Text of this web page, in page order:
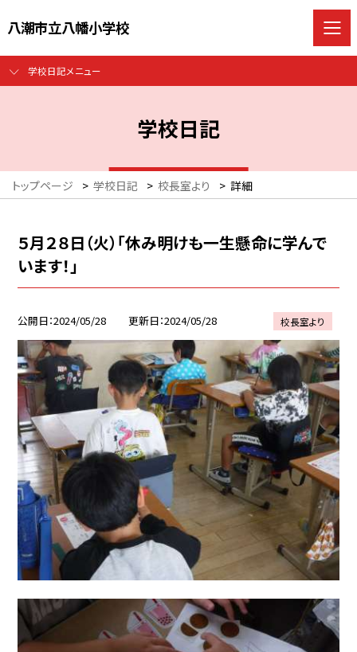
八潮市立八幡小学校
学校日記メニュー
学校日記
トップページ > 学校日記 > 校長室より > 詳細
５月２８日（火）「休み明けも一生懸命に学んで
います！」
公開日 2024/05/28 更新日 2024/05/28 校長室より